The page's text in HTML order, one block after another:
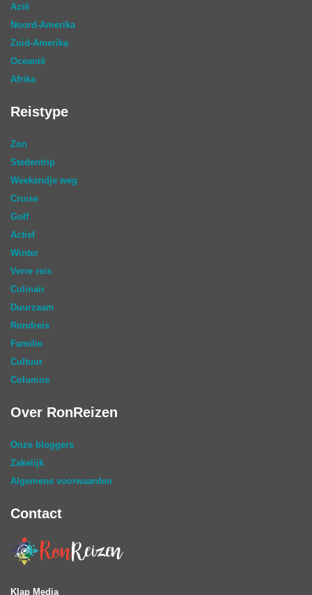
Azië
Noord-Amerika
Zuid-Amerika
Oceanië
Afrika
Reistype
Zon
Stedentrip
Weekendje weg
Cruise
Golf
Actief
Winter
Verre reis
Culinair
Duurzaam
Rondreis
Familie
Cultuur
Columns
Over RonReizen
Onze bloggers
Zakelijk
Algemene voorwaarden
Contact
Klap Media